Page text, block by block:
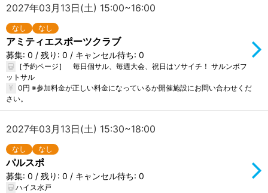
2027年03月13日(土) 15:00~16:00
なし なし
アミティエスポーツクラブ
募集: 0 / 残り: 0 / キャンセル待ち: 0
［予約ページ］ 毎日個サル、毎週大会、祝日はソサイチ！ サルンボフ
ットサル
0円 ※参加料金が正しい料金になっているか開催施設にお問い合わせくだ
さい。
2027年03月13日(土) 15:30~18:00
なし なし
パルスポ
募集: 0 / 残り: 0 / キャンセル待ち: 0
ハイス水戸